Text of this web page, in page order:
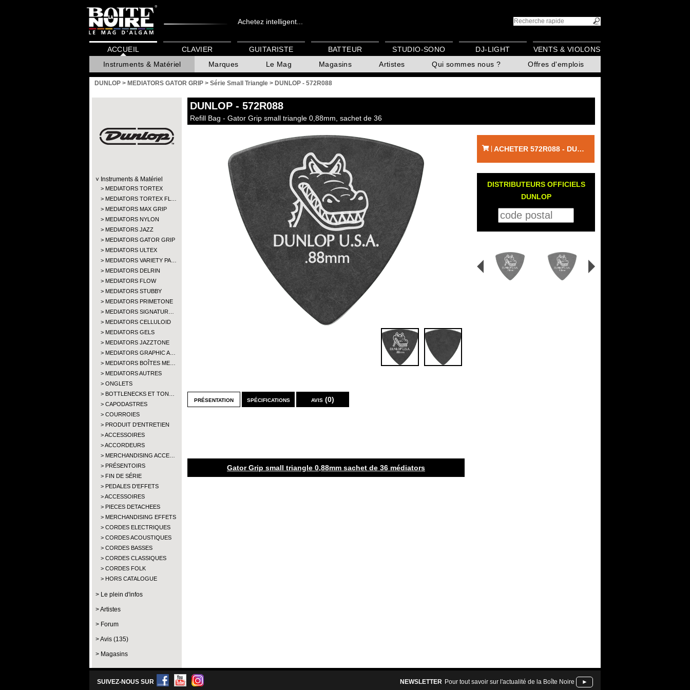
Achetez intelligent...
ACCUEIL
Instruments & Matériel
Marques Le Mag Magasins Artistes Qui sommes nous ? Offres d'emplois
CLAVIER GUITARISTE BATTEUR STUDIO-SONO DJ-LIGHT VENTS & VIOLONS
DUNLOP > MEDIATORS GATOR GRIP > Série Small Triangle > DUNLOP - 572R088
Instruments & Matériel
MEDIATORS TORTEX
MEDIATORS TORTEX FL…
MEDIATORS MAX GRIP
MEDIATORS NYLON
MEDIATORS JAZZ
MEDIATORS GATOR GRIP
MEDIATORS ULTEX
MEDIATORS VARIETY PA…
MEDIATORS DELRIN
MEDIATORS FLOW
MEDIATORS STUBBY
MEDIATORS PRIMETONE
MEDIATORS SIGNATUR…
MEDIATORS CELLULOID
MEDIATORS GELS
MEDIATORS JAZZTONE
MEDIATORS GRAPHIC A…
MEDIATORS BOÎTES ME…
MEDIATORS AUTRES
ONGLETS
BOTTLENECKS ET TON…
CAPODASTRES
COURROIES
PRODUIT D'ENTRETIEN
ACCESSOIRES
ACCORDEURS
MERCHANDISING ACCE…
PRÉSENTOIRS
FIN DE SÉRIE
PEDALES D'EFFETS
ACCESSOIRES
PIECES DETACHEES
MERCHANDISING EFFETS
CORDES ELECTRIQUES
CORDES ACOUSTIQUES
CORDES BASSES
CORDES CLASSIQUES
CORDES FOLK
HORS CATALOGUE
Le plein d'infos
Artistes
Forum
Avis (135)
Magasins
DUNLOP - 572R088
Refill Bag - Gator Grip small triangle 0,88mm, sachet de 36
présentation spécifications avis (0)
Gator Grip small triangle 0,88mm sachet de 36 médiators
ACHETER 572R088 - DUNLOP
DISTRIBUTEURS OFFICIELS
DUNLOP
SUIVEZ-NOUS SUR NEWSLETTER Pour tout savoir sur l'actualité de la Boîte Noire ►